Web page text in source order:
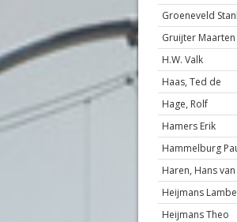
Groeneveld
Gruijter
H.W. Valk
Haas, Ted de
Hage, Rolf
Hamers Erik
Hammelburg
Haren, Hans van
Heijmans
Heijmans Theo